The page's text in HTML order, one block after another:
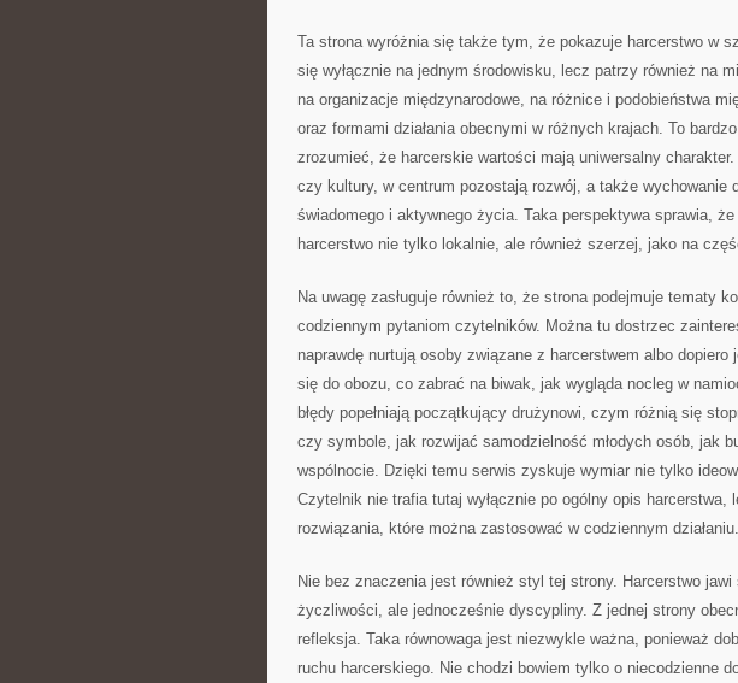
Ta strona wyróżnia się także tym, że pokazuje harcerstwo w
się wyłącznie na jednym środowisku, lecz patrzy również na
na organizacje międzynarodowe, na różnice i podobieństwa
oraz formami działania obecnymi w różnych krajach. To
zrozumieć, że harcerskie wartości mają uniwersalny
czy kultury, w centrum pozostają rozwój, a także wychowanie
świadomego i aktywnego życia. Taka perspektywa sprawia,
harcerstwo nie tylko lokalnie, ale również szerzej, jako na
Na uwagę zasługuje również to, że strona podejmuje tematy
codziennym pytaniom czytelników. Można tu dostrzec
naprawdę nurtują osoby związane z harcerstwem albo dopiero
się do obozu, co zabrać na biwak, jak wygląda nocleg w
błędy popełniają początkujący drużynowi, czym różnią się
czy symbole, jak rozwijać samodzielność młodych osób, jak
wspólnocie. Dzięki temu serwis zyskuje wymiar nie tylko
Czytelnik nie trafia tutaj wyłącznie po ogólny opis harcerstwa,
rozwiązania, które można zastosować w codziennym działaniu.
Nie bez znaczenia jest również styl tej strony. Harcerstwo jawi
życzliwości, ale jednocześnie dyscypliny. Z jednej strony
refleksja. Taka równowaga jest niezwykle ważna, ponieważ
ruchu harcerskiego. Nie chodzi bowiem tylko o niecodzienne